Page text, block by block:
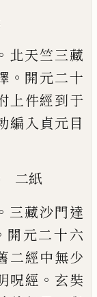
。 北天竺三藏
。 開元二十
上件經到于
編入貞元目
二紙
。 三藏沙門達
開元二十六
二經中無少
呪經 。 玄奘